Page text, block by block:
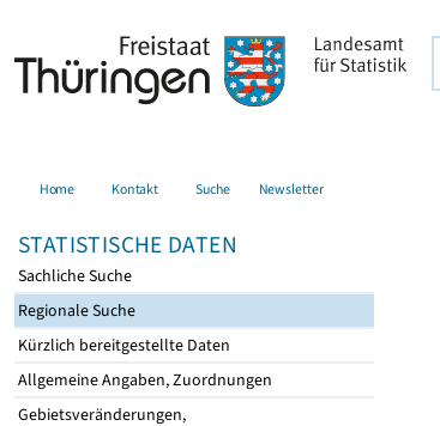
Home Kontakt Suche Newsletter
STATISTISCHE DATEN
Sachliche Suche
Regionale Suche
Kürzlich bereitgestellte Daten
Allgemeine Angaben, Zuordnungen
Gebietsveränderungen,